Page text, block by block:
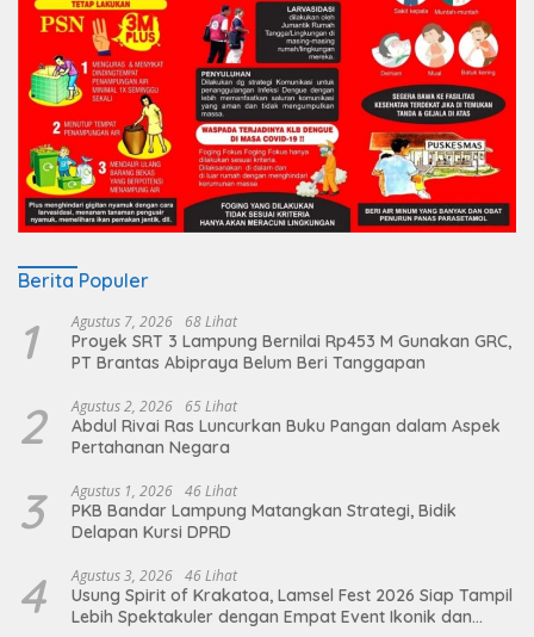
Berita Populer
1 Agustus 7, 2026 68 Lihat
Proyek SRT 3 Lampung Bernilai Rp453 M Gunakan GRC,
PT Brantas Abipraya Belum Beri Tanggapan
2 Agustus 2, 2026 65 Lihat
Abdul Rivai Ras Luncurkan Buku Pangan dalam Aspek
Pertahanan Negara
3 Agustus 1, 2026 46 Lihat
PKB Bandar Lampung Matangkan Strategi, Bidik
Delapan Kursi DPRD
4 Agustus 3, 2026 46 Lihat
Usung Spirit of Krakatoa, Lamsel Fest 2026 Siap Tampil
Lebih Spektakuler dengan Empat Event Ikonik dan